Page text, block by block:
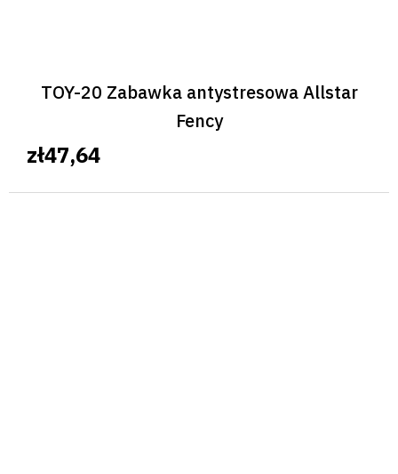
TOY-20 Zabawka antystresowa Allstar
Fency
zł47,64